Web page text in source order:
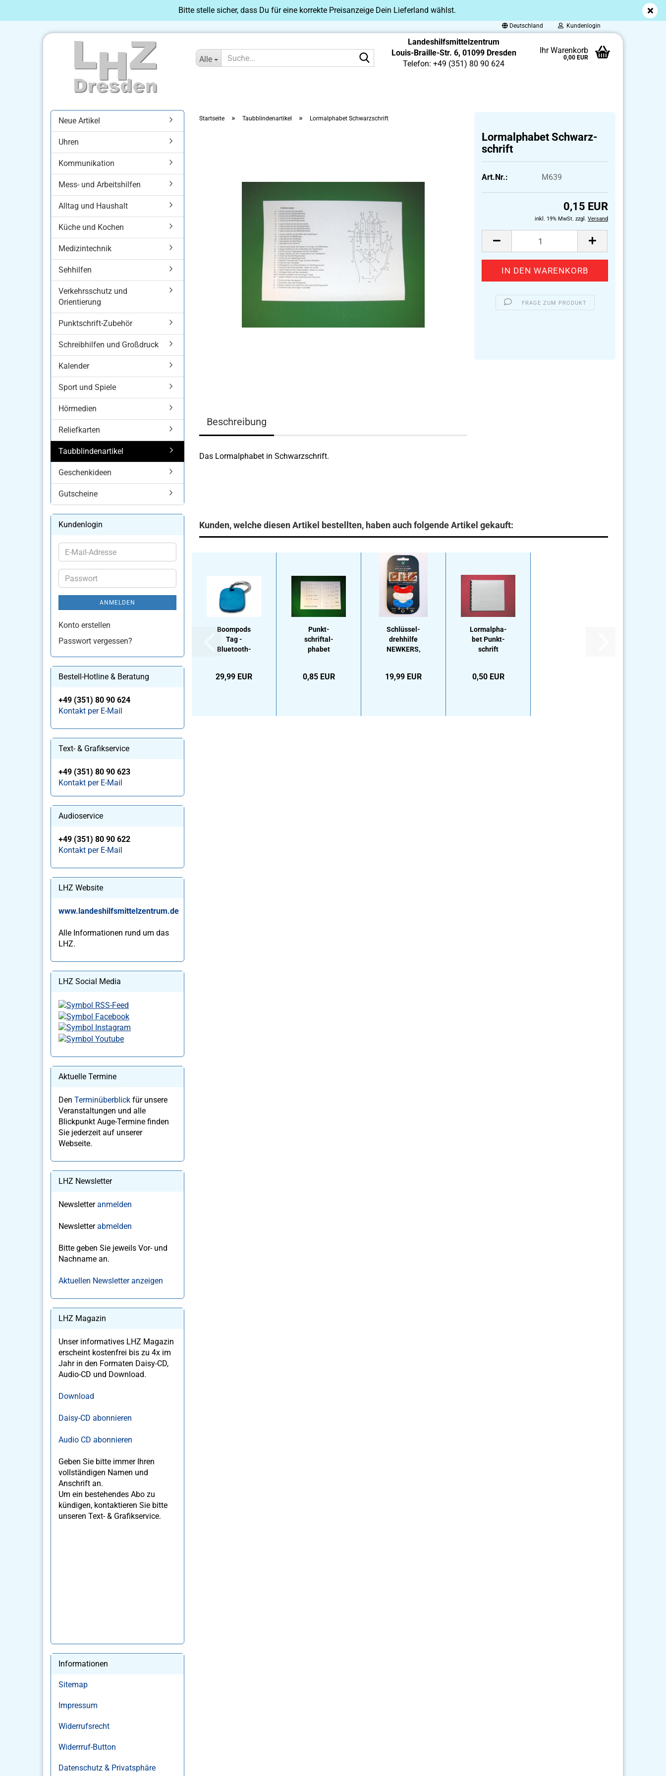
Deutschland Kundenlogin
Alle
Suche...
Landeshilfsmittelzentrum
Louis-Braille-Str. 6, 01099 Dresden
Telefon: +49 (351) 80 90 624
Ihr Warenkorb
0,00 EUR
Bitte stelle sicher, dass Du für eine korrekte Preisanzeige Dein Lieferland wählst.
Startseite » Taubblindenartikel » Lormalphabet Schwarzschrift
Lor­mal­pha­bet Schwarz­
schrift
Art.Nr.: M639
0,15 EUR
inkl. 19% MwSt. zzgl. Versand
FRAGE ZUM PRODUKT
Beschreibung
Das Lormalphabet in Schwarzschrift.
Kunden, welche diesen Artikel bestellten, haben auch folgende Artikel gekauft:
Boom­pods
Tag -
Bluetooth-​​
blau...
29,99 EUR
Punkt­
schrift­al­
pha­bet
0,85 EUR
Schlüs­sel­
dreh­hil­fe
NEWKERS,
19,99 EUR
Lor­mal­pha­
bet Punkt­
schrift
0,50 EUR
Neue Artikel
Uhren
Kommunikation
Mess- und Arbeitshilfen
Alltag und Haushalt
Küche und Kochen
Medizintechnik
Sehhilfen
Verkehrsschutz und
Orientierung
Punktschrift-Zubehör
Schreibhilfen und Großdruck
Kalender
Sport und Spiele
Hörmedien
Reliefkarten
Taubblindenartikel
Geschenkideen
Gutscheine
Kundenlogin
E-
Mail-
Adresse
Passwort
ANMELDEN
Konto erstellen
Passwort vergessen?
Bestell-Hotline & Beratung
+49 (351) 80 90 624
Kontakt per E-Mail
Text- & Grafikservice
+49 (351) 80 90 623
Kontakt per E-Mail
Audioservice
+49 (351) 80 90 622
Kontakt per E-Mail
LHZ Website
www.landeshilfsmittelzentrum.de
Alle Informationen rund um das
LHZ.
LHZ Social Media
Aktuelle Termine
Den Terminüberblick für unsere
Veranstaltungen und alle
Blickpunkt Auge-Termine finden
Sie jederzeit auf unserer
Webseite.
LHZ Newsletter
Newsletteranmelden
Newsletterabmelden
Bitte geben Sie jeweils Vor- und
Nachname an.
Aktuellen Newsletter anzeigen
LHZ Magazin
Unser informatives LHZ Magazin
erscheint kostenfrei bis zu 4x im
Jahr in den Formaten Daisy-CD,
Audio-CD und Download.
Download
Daisy-CD abonnieren
Audio CD abonnieren
Geben Sie bitte immer Ihren
vollständigen Namen und
Anschrift an.
Um ein bestehendes Abo zu
kündigen, kontaktieren Sie bitte
unseren Text- & Grafikservice.
Informationen
Sitemap
Impressum
Widerrufsrecht
Widerrruf-Button
Datenschutz & Privatsphäre